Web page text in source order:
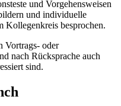
und Vorgehensweisen
und individuelle
Kollegenkreis besprochen.
Vortrags- oder
nach Rücksprache auch
sind.